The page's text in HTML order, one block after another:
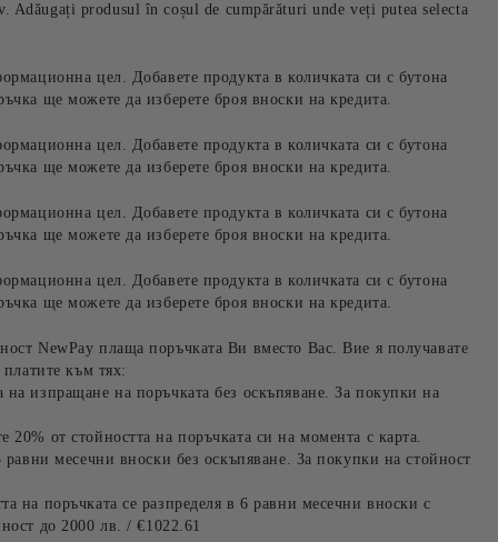
Adăugați produsul în coșul de cumpărături unde veți putea selecta
цел. Добавете продукта в количката си с бутона
ще можете да изберете броя вноски на кредита.
цел. Добавете продукта в количката си с бутона
ще можете да изберете броя вноски на кредита.
цел. Добавете продукта в количката си с бутона
ще можете да изберете броя вноски на кредита.
цел. Добавете продукта в количката си с бутона
ще можете да изберете броя вноски на кредита.
NewPay плаща поръчката Ви вместо Вас. Вие я получавате
към тях:
изпращане на поръчката без оскъпяване. За покупки на
от стойността на поръчката си на момента с карта.
равни месечни вноски без оскъпяване. За покупки на стойност
на поръчката се разпределя в 6 равни месечни вноски с
до 2000 лв. / €1022.61